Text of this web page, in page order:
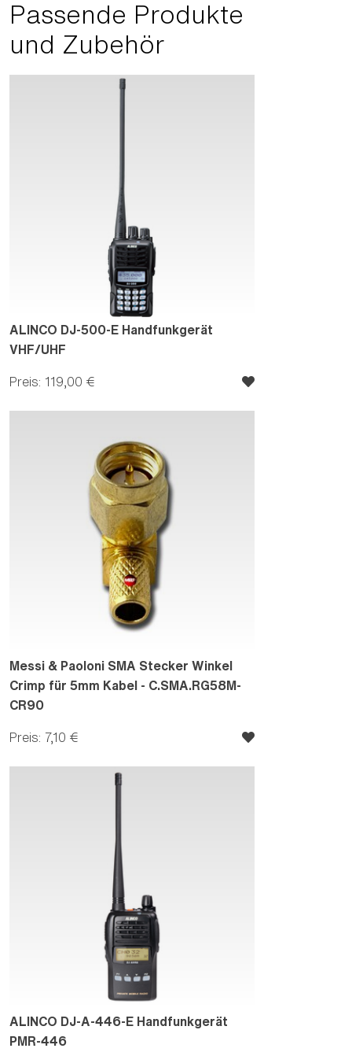
Passende Produkte
und Zubehör
ALINCO DJ-500-E Handfunkgerät
VHF/UHF
Preis: 119,00 €
Messi & Paoloni SMA Stecker Winkel
Crimp für 5mm Kabel - C.SMA.RG58M-
CR90
Preis: 7,10 €
ALINCO DJ-A-446-E Handfunkgerät
PMR-446